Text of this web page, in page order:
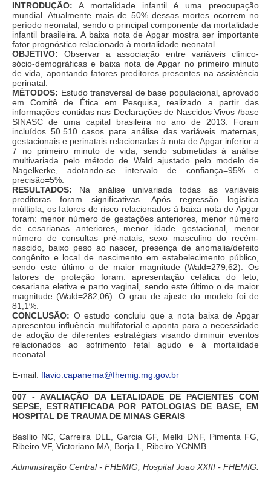
INTRODUÇÃO: A mortalidade infantil é uma preocupação
mundial. Atualmente mais de 50% dessas mortes ocorrem no
período neonatal, sendo o principal componente da mortalidade
infantil brasileira. A baixa nota de Apgar mostra ser importante
fator prognóstico relacionado à mortalidade neonatal.
OBJETIVO: Observar a associação entre variáveis clínico-
sócio-demográficas e baixa nota de Apgar no primeiro minuto
de vida, apontando fatores preditores presentes na assistência
perinatal.
MÉTODOS: Estudo transversal de base populacional, aprovado
em Comitê de Ética em Pesquisa, realizado a partir das
informações contidas nas Declarações de Nascidos Vivos /base
SINASC de uma capital brasileira no ano de 2013. Foram
incluídos 50.510 casos para análise das variáveis maternas,
gestacionais e perinatais relacionadas à nota de Apgar inferior a
7 no primeiro minuto de vida, sendo submetidas à análise
multivariada pelo método de Wald ajustado pelo modelo de
Nagelkerke, adotando-se intervalo de confiança=95% e
precisão=5%.
RESULTADOS: Na análise univariada todas as variáveis
preditoras foram significativas. Após regressão logística
múltipla, os fatores de risco relacionados à baixa nota de Apgar
foram: menor número de gestações anteriores, menor número
de cesarianas anteriores, menor idade gestacional, menor
número de consultas pré-natais, sexo masculino do recém-
nascido, baixo peso ao nascer, presença de anomalia/defeito
congênito e local de nascimento em estabelecimento público,
sendo este último o de maior magnitude (Wald=279,62). Os
fatores de proteção foram: apresentação cefálica do feto,
cesariana eletiva e parto vaginal, sendo este último o de maior
magnitude (Wald=282,06). O grau de ajuste do modelo foi de
81,1%.
CONCLUSÃO: O estudo concluiu que a nota baixa de Apgar
apresentou influência multifatorial e aponta para a necessidade
de adoção de diferentes estratégias visando diminuir eventos
relacionados ao sofrimento fetal agudo e à mortalidade
neonatal.
E-mail: flavio.capanema@fhemig.mg.gov.br
007 - AVALIAÇÃO DA LETALIDADE DE PACIENTES COM
SEPSE, ESTRATIFICADA POR PATOLOGIAS DE BASE, EM
HOSPITAL DE TRAUMA DE MINAS GERAIS
Basílio NC, Carreira DLL, Garcia GF, Melki DNF, Pimenta FG,
Ribeiro VF, Victoriano MA, Borja L, Ribeiro YCNMB
Administração Central - FHEMIG; Hospital Joao XXIII - FHEMIG.